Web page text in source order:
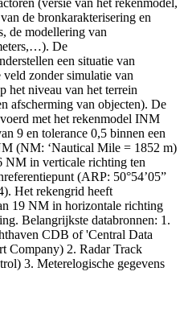
(versie van het rekenmodel,
de bronkarakterisering en
de modellering van
De
een situatie van
zonder simulatie van
het niveau van het terrein
afscherming van objecten). De
met het rekenmodel INM
9 en tolerance 0,5 binnen een
(NM: ‘Nautical Mile = 1852 m)
NM in verticale richting ten
(ARP: 50°54’05”
Het rekengrid heeft
19 NM in horizontale richting
Belangrijkste databronnen: 1.
CDB of 'Central Data
Company) 2. Radar Track
3. Meterelogische gegevens